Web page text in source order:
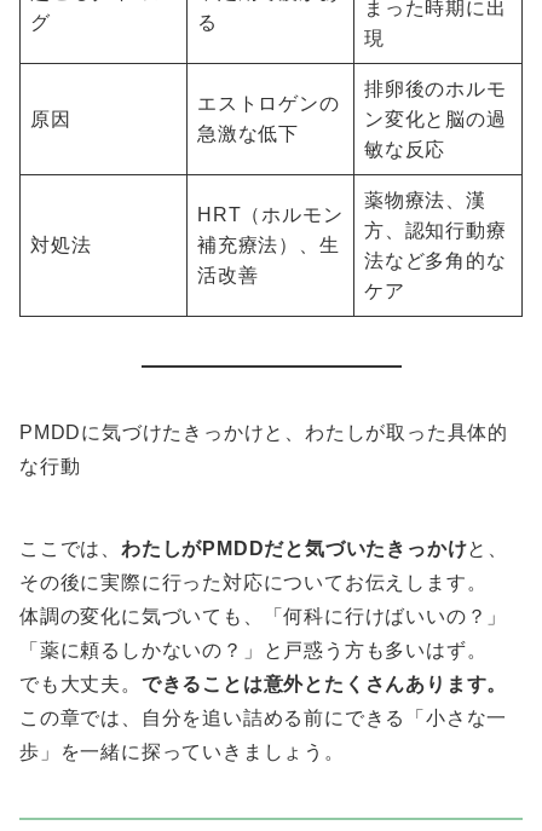
グ
る
まった時期に出
現
原因
エストロゲンの
急激な低下
排卵後のホルモ
ン変化と脳の過
敏な反応
対処法
HRT（ホルモン
補充療法）、生
活改善
薬物療法、漢
方、認知行動療
法など多角的な
ケア
PMDDに気づけたきっかけと、わたしが取った具体的
な行動
ここでは、 わたしがPMDDだと気づいたきっかけと、
その後に実際に行った対応についてお伝えします。
体調の変化に気づいても、「何科に行けばいいの？」
「薬に頼るしかないの？」と戸惑う方も多いはず。
でも大丈夫。 できることは意外とたくさんあります。
この章では、自分を追い詰める前にできる「小さな一
歩」を一緒に探っていきましょう。